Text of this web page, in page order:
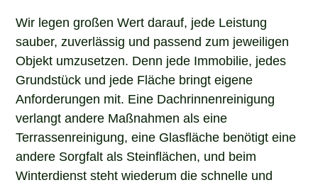
Wir legen großen Wert darauf, jede Leistung
sauber, zuverlässig und passend zum jeweiligen
Objekt umzusetzen. Denn jede Immobilie, jedes
Grundstück und jede Fläche bringt eigene
Anforderungen mit. Eine Dachrinnenreinigung
verlangt andere Maßnahmen als eine
Terrassenreinigung, eine Glasfläche benötigt eine
andere Sorgfalt als Steinflächen, und beim
Winterdienst steht wiederum die schnelle und